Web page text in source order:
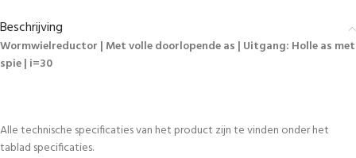
Beschrijving
Wormwielreductor | Met volle doorlopende as | Uitgang: Holle as met
spie | i=30
Alle technische specificaties van het product zijn te vinden onder het
tablad specificaties.